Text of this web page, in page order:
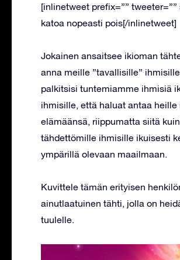
[inlinetweet prefix=””
katoa nopeasti pois[/inlinetweet]
Jokainen ansaitsee ikioman
anna meille ”tavallisille”
palkitsisi tuntemiamme ihmisiä
ihmisille, että haluat antaa
elämäänsä, riippumatta siitä
tähdettömille ihmisille ikuisesti
ympärillä olevaan maailmaan.
Kuvittele tämän erityisen
ainutlaatuinen tähti, jolla on
tuulelle.